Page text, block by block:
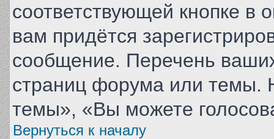
соответствующей кнопке
вам придётся
сообщение. Перечень
страниц форума или темы.
темы», «Вы можете
Вернуться к началу